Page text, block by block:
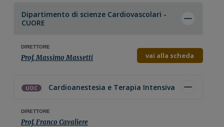
Dipartimento di scienze Cardiovascolari -
CUORE
DIRETTORE
Prof. Massimo Massetti vai alla scheda
UOC Cardioanestesia e Terapia Intensiva
DIRETTORE
Prof. Franco Cavaliere